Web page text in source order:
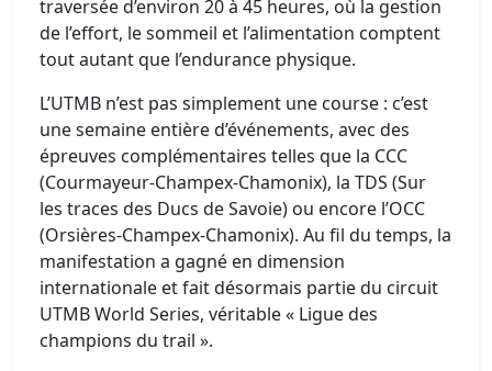
traversée d’environ 20 à 45 heures, où la gestion
de l’effort, le sommeil et l’alimentation comptent
tout autant que l’endurance physique.
L’UTMB n’est pas simplement une course : c’est
une semaine entière d’événements, avec des
épreuves complémentaires telles que la CCC
(Courmayeur-Champex-Chamonix), la TDS (Sur
les traces des Ducs de Savoie) ou encore l’OCC
(Orsières-Champex-Chamonix). Au fil du temps, la
manifestation a gagné en dimension
internationale et fait désormais partie du circuit
UTMB World Series, véritable « Ligue des
champions du trail ».